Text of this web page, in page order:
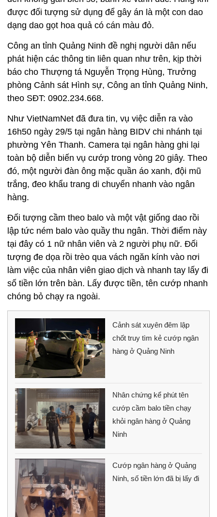
được đối tượng sử dụng để gây án là một con dao
dạng dao gọt hoa quả có cán màu đỏ.
Công an tỉnh Quảng Ninh đề nghị người dân nếu
phát hiện các thông tin liên quan như trên, kịp thời
báo cho Thượng tá Nguyễn Trọng Hùng, Trưởng
phòng Cảnh sát Hình sự, Công an tỉnh Quảng Ninh,
theo SĐT: 0902.234.668.
Như VietNamNet đã đưa tin, vụ việc diễn ra vào
16h50 ngày 29/5 tại ngân hàng BIDV chi nhánh tại
phường Yên Thanh. Camera tại ngân hàng ghi lại
toàn bộ diễn biến vụ cướp trong vòng 20 giây. Theo
đó, một người đàn ông mặc quần áo xanh, đội mũ
trắng, đeo khẩu trang di chuyển nhanh vào ngân
hàng.
Đối tượng cầm theo balo và một vật giống dao rồi
lập tức ném balo vào quầy thu ngân. Thời điểm này
tại đây có 1 nữ nhân viên và 2 người phụ nữ. Đối
tượng đe dọa rồi trèo qua vách ngăn kính vào nơi
làm việc của nhân viên giao dịch và nhanh tay lấy đi
số tiền lớn trên bàn. Lấy được tiền, tên cướp nhanh
chóng bỏ chạy ra ngoài.
Cảnh sát xuyên đêm lập
chốt truy tìm kẻ cướp ngân
hàng ở Quảng Ninh
Nhân chứng kể phút tên
cướp cầm balo tiền chạy
khỏi ngân hàng ở Quảng
Ninh
Cướp ngân hàng ở Quảng
Ninh, số tiền lớn đã bị lấy đi